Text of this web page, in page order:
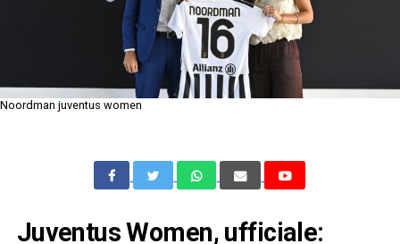
Noordman juventus women
Juventus Women, ufficiale: